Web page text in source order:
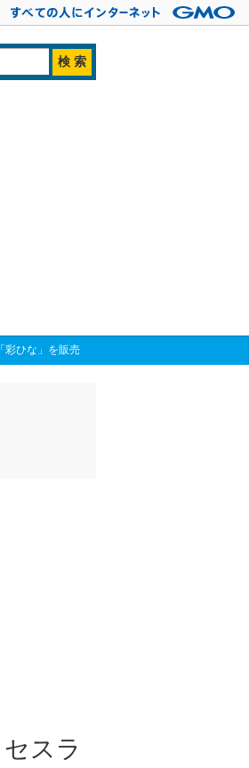
彩ひな」を販売
スラ